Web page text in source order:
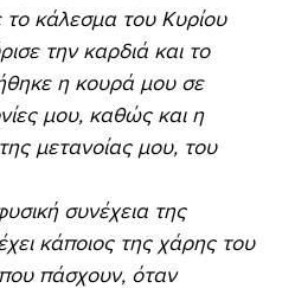
κάλεσμα του Κυρίου
την καρδιά και το
η κουρά μου σε
μου, καθώς και η
μετανοίας μου, του
κάποιος της χάρης του
πάσχουν, όταν